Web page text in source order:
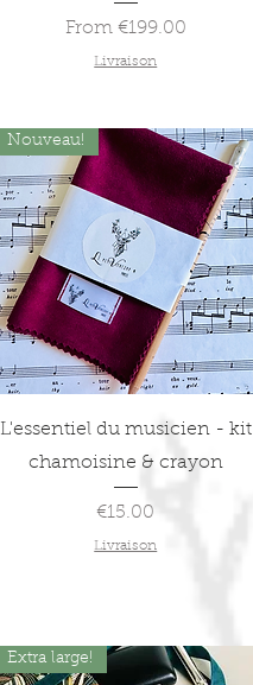
From €199.00
Sale Price
Livraison
Quick View
Nouveau!
L'essentiel du musicien - kit
chamoisine & crayon
Price
€15.00
Livraison
Extra large!